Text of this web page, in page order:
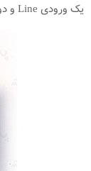
یک ورودی Line و دو خروجی (Phone و MODEM (DSL است.